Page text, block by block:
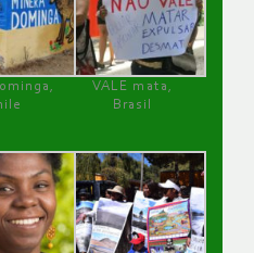
VALE mata,
Brasil